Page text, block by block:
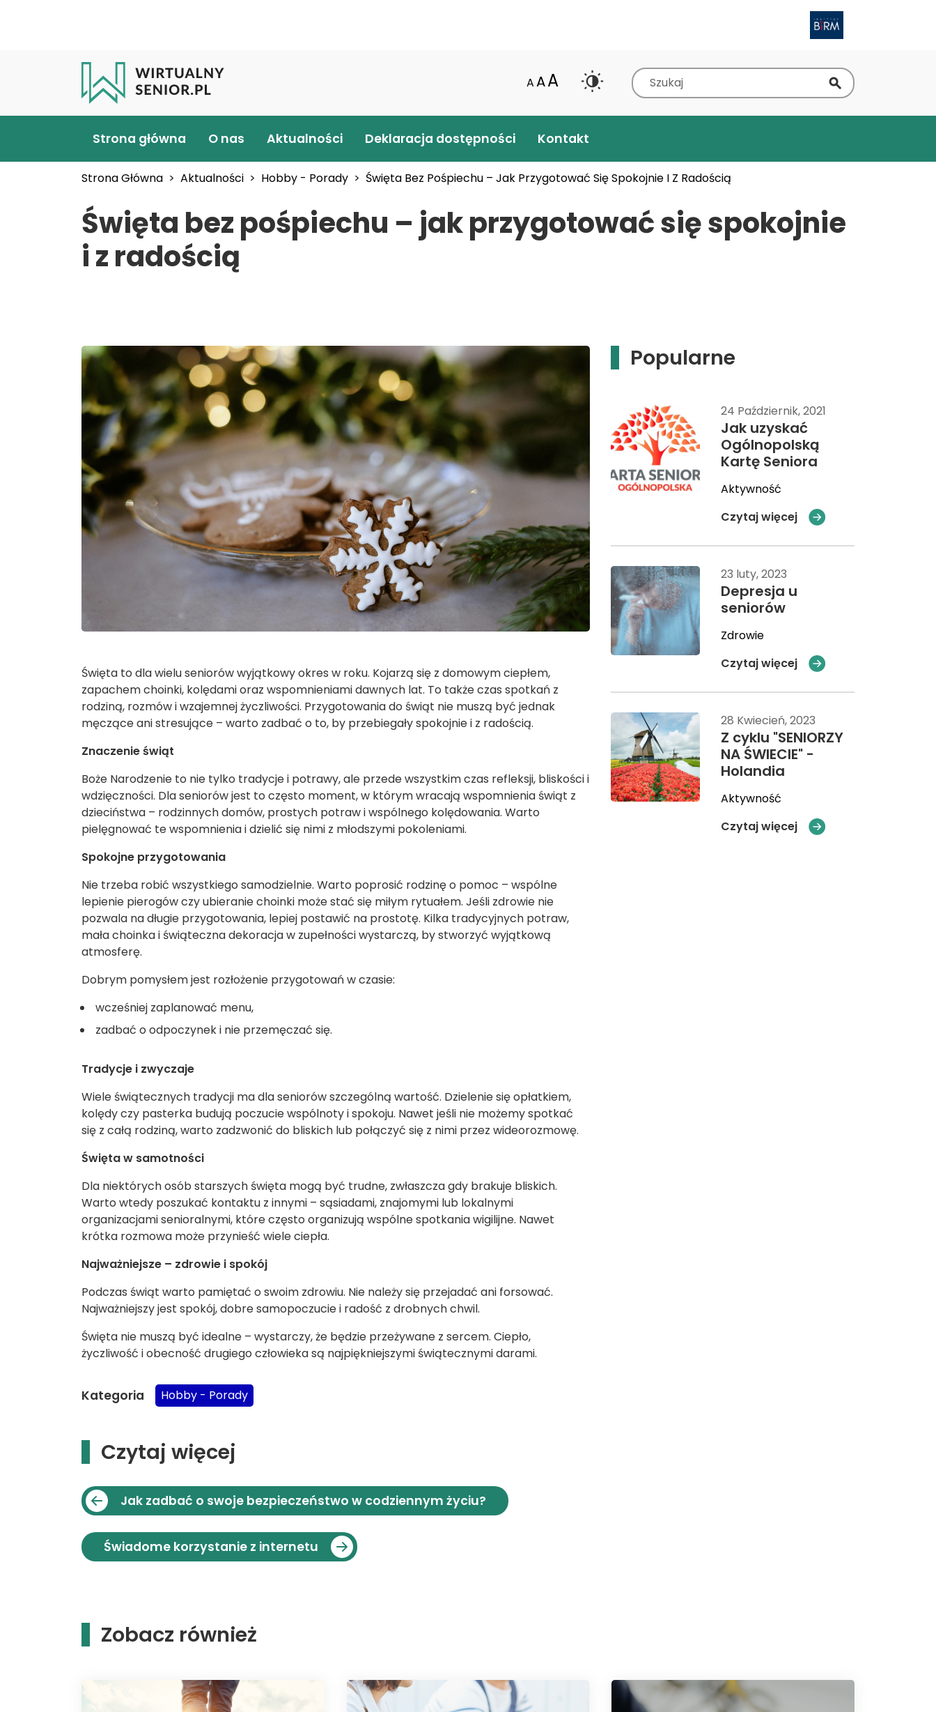
Obraz
AAA Szukaj
Strona główna O nas Aktualności Deklaracja dostępności Kontakt
Strona Główna Aktualności Hobby - Porady Święta Bez Pośpiechu – Jak Przygotować Się Spokojnie I Z Radością
Święta bez pośpiechu – jak przygotować się spokojnie
i z radością
Święta to dla wielu seniorów wyjątkowy okres w roku. Kojarzą się z domowym ciepłem,
zapachem choinki, kolędami oraz wspomnieniami dawnych lat. To także czas spotkań z
rodziną, rozmów i wzajemnej życzliwości. Przygotowania do świąt nie muszą być jednak
męczące ani stresujące – warto zadbać o to, by przebiegały spokojnie i z radością.
Znaczenie świąt
Boże Narodzenie to nie tylko tradycje i potrawy, ale przede wszystkim czas refleksji, bliskości i
wdzięczności. Dla seniorów jest to często moment, w którym wracają wspomnienia świąt z
dzieciństwa – rodzinnych domów, prostych potraw i wspólnego kolędowania. Warto
pielęgnować te wspomnienia i dzielić się nimi z młodszymi pokoleniami.
Spokojne przygotowania
Nie trzeba robić wszystkiego samodzielnie. Warto poprosić rodzinę o pomoc – wspólne
lepienie pierogów czy ubieranie choinki może stać się miłym rytuałem. Jeśli zdrowie nie
pozwala na długie przygotowania, lepiej postawić na prostotę. Kilka tradycyjnych potraw,
mała choinka i świąteczna dekoracja w zupełności wystarczą, by stworzyć wyjątkową
atmosferę.
Dobrym pomysłem jest rozłożenie przygotowań w czasie:
wcześniej zaplanować menu,
zadbać o odpoczynek i nie przemęczać się.
Tradycje i zwyczaje
Wiele świątecznych tradycji ma dla seniorów szczególną wartość. Dzielenie się opłatkiem,
kolędy czy pasterka budują poczucie wspólnoty i spokoju. Nawet jeśli nie możemy spotkać
się z całą rodziną, warto zadzwonić do bliskich lub połączyć się z nimi przez wideorozmowę.
Święta w samotności
Dla niektórych osób starszych święta mogą być trudne, zwłaszcza gdy brakuje bliskich.
Warto wtedy poszukać kontaktu z innymi – sąsiadami, znajomymi lub lokalnymi
organizacjami senioralnymi, które często organizują wspólne spotkania wigilijne. Nawet
krótka rozmowa może przynieść wiele ciepła.
Najważniejsze – zdrowie i spokój
Podczas świąt warto pamiętać o swoim zdrowiu. Nie należy się przejadać ani forsować.
Najważniejszy jest spokój, dobre samopoczucie i radość z drobnych chwil.
Święta nie muszą być idealne – wystarczy, że będzie przeżywane z sercem. Ciepło,
życzliwość i obecność drugiego człowieka są najpiękniejszymi świątecznymi darami.
Kategoria Hobby - Porady
Czytaj więcej
Jak zadbać o swoje bezpieczeństwo w codziennym życiu?
Świadome korzystanie z internetu
Popularne
24 Październik, 2021
Jak uzyskać
Ogólnopolską
Kartę Seniora
Aktywność
Czytaj więcej
23 luty, 2023
Depresja u
seniorów
Zdrowie
Czytaj więcej
28 Kwiecień, 2023
Z cyklu "SENIORZY
NA ŚWIECIE" -
Holandia
Aktywność
Czytaj więcej
Zobacz również